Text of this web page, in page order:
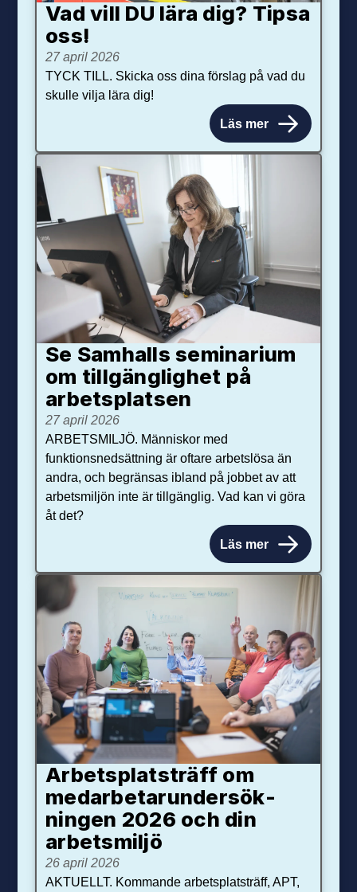
Vad vill DU lära dig? Tipsa
oss!
27 april 2026
TYCK TILL. Skicka oss dina förslag på vad du
skulle vilja lära dig!
Läs mer
Se Samhalls seminarium
om tillgänglighet på
arbetsplatsen
27 april 2026
ARBETSMILJÖ. Människor med
funktionsnedsättning är oftare arbetslösa än
andra, och begränsas ibland på jobbet av att
arbetsmiljön inte är tillgänglig. Vad kan vi göra
åt det?
Läs mer
Arbetsplats­träff om
med­arbetar­under­sök­
ningen 2026 och din
arbets­miljö
26 april 2026
AKTUELLT. Kommande arbetsplatsträff, APT,